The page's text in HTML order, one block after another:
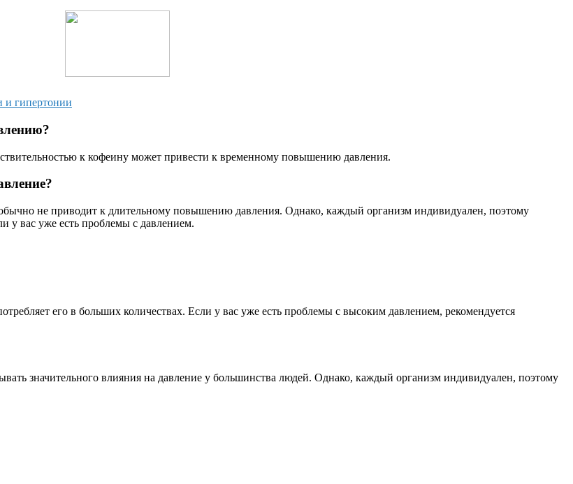
и гипертонии
к кофеину может привести к временному повышению давления.
не приводит к длительному повышению давления. Однако, каждый организм индивидуален, поэтому
у вас уже есть проблемы с давлением.
его в больших количествах. Если у вас уже есть проблемы с высоким давлением, рекомендуется
значительного влияния на давление у большинства людей. Однако, каждый организм индивидуален, поэтому